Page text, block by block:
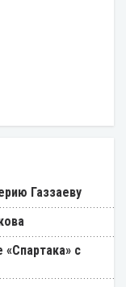
Газзаеву
«Спартака» с